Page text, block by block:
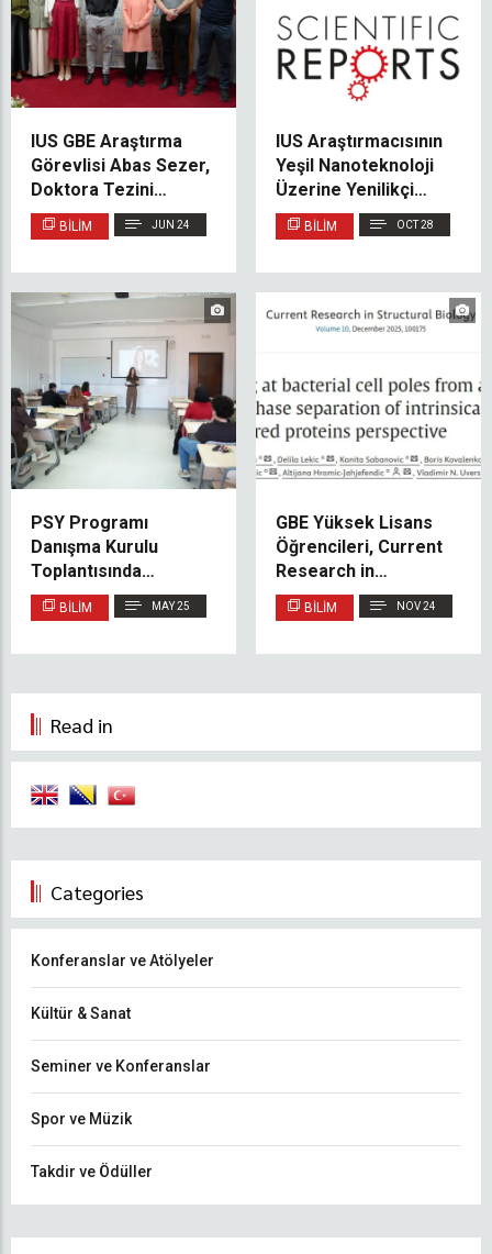
IUS GBE Araştırma
Görevlisi Abas Sezer,
Doktora Tezini
Başarıyla Savundu
BILIM JUN 24
IUS Araştırmacısının
Yeşil Nanoteknoloji
Üzerine Yenilikçi
Çalışması Nature
Scientific Reports’ta
BILIM OCT 28
PSY Programı
Danışma Kurulu
Toplantısında
Deneyimsel Öğrenme
ve Yenilikçilik Ele
BILIM MAY 25
GBE Yüksek Lisans
Öğrencileri, Current
Research in
Structural Biology
(Elsevier) Dergisinde
BILIM NOV 24
Read in
Categories
Konferanslar ve Atölyeler
Kültür & Sanat
Seminer ve Konferanslar
Spor ve Müzik
Takdir ve Ödüller